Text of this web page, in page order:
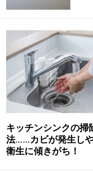
え？ セスキ……何
NO！ 「セスキ
ちゃラクかつエ
ります。しかも
における、伝家
驚け！です。
「セスキ炭酸ソ
キッチンシンクの掃
法……カビが発生し
衛生に傾きがち！